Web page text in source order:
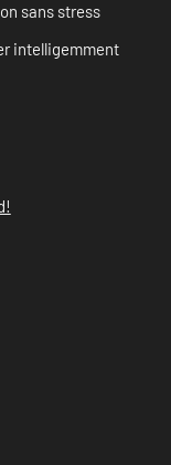
sans stress
intelligemment